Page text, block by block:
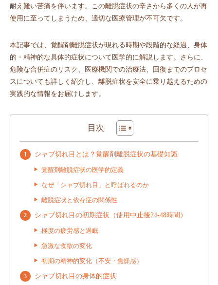
耐え難い苦痛を伴います。この離脱症状の辛さから多くの人が再
使用に至ってしまうため、適切な医療管理が不可欠です。
本記事では、覚醒剤離脱症状が現れる時期や段階的な経過、身体
的・精神的な具体的症状について医学的に解説します。さらに、
危険な合併症のリスク、医療機関での治療法、回復までのプロセ
スについても詳しく紹介し、離脱症状を安全に乗り越えるための
実践的な情報をお届けします。
目次
シャブ切れ目とは？覚醒剤離脱症状の基礎知識
覚醒剤離脱症状の医学的定義
なぜ「シャブ切れ目」と呼ばれるのか
離脱症状と依存症の関係性
シャブ切れ目の初期症状（使用中止後24-48時間）
極度の疲労感と過眠
急激な食欲の変化
初期の精神的変化（不安・焦燥感）
シャブ切れ目の身体的症状